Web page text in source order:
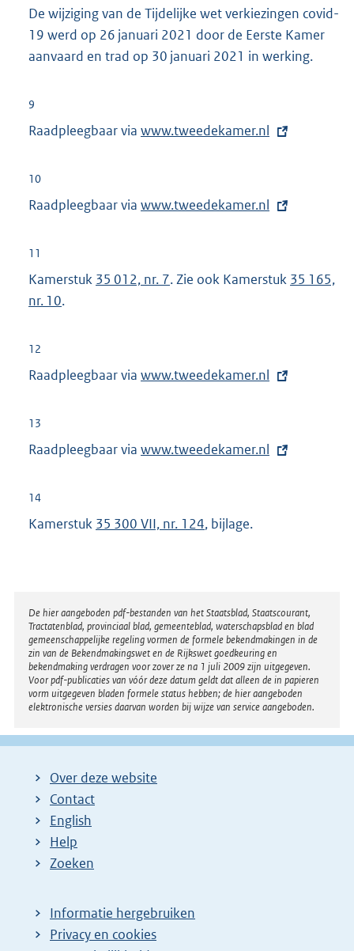
De wijziging van de Tijdelijke wet verkiezingen covid-
19 werd op 26 januari 2021 door de Eerste Kamer
aanvaard en trad op 30 januari 2021 in werking.
9
Raadpleegbaar via E
r
www.tweedekamer.nl
10
Raadpleegbaar via E
r
i
www.tweedekamer.nl
11
Kamerstuk 35 012, nr. 7. Zie ook Kamerstuk 35 165,
nr. 10.
12
Raadpleegbaar via E
r
l
:
www.tweedekamer.nl
13
Raadpleegbaar via E
r
i
n
k
:
www.tweedekamer.nl
14
Kamerstuk 35 300 VII, nr. 124, bijlage.
Disclaimer
De hier aangeboden pdf-bestanden van het Staatsblad, Staatscourant,
Tractatenblad, provinciaal blad, gemeenteblad, waterschapsblad en blad
gemeenschappelijke regeling vormen de formele bekendmakingen in de
zin van de Bekendmakingswet en de Rijkswet goedkeuring en
bekendmaking verdragen voor zover ze na 1 juli 2009 zijn uitgegeven.
Voor pdf-publicaties van vóór deze datum geldt dat alleen de in papieren
vorm uitgegeven bladen formele status hebben; de hier aangeboden
elektronische versies daarvan worden bij wijze van service aangeboden.
Over deze website
Contact
English
Help
Zoeken
Informatie hergebruiken
Privacy en cookies